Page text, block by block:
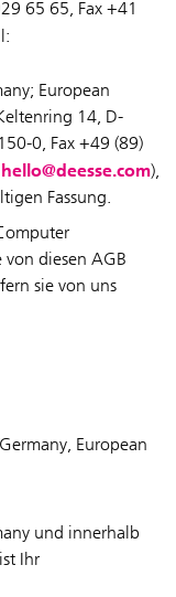
65 65, Fax +41
European
14, D-
0, Fax +49 (89)
hello@deesse.com),
Fassung.
diesen AGB
sie von uns
European
und innerhalb
Ihr